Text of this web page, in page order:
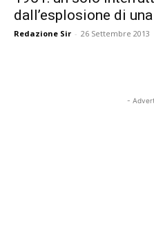
dall’esplosione di
Redazione Sir - 26 Settembre 2013
-